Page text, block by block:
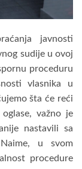
javnosti
sudije u ovoj
proceduru
vlasnika u
šta će reći
važno je
nastavili sa
u svom
procedure